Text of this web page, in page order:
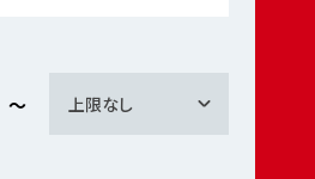
上限なし